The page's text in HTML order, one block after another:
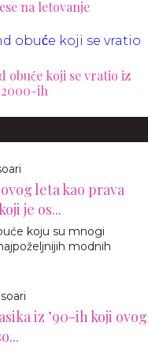
na letovanje
obuće koji se vratio iz
2000-ih
leta kao prava
je os...
koju su mnogi
modnih
iz ’90-ih koji ovog